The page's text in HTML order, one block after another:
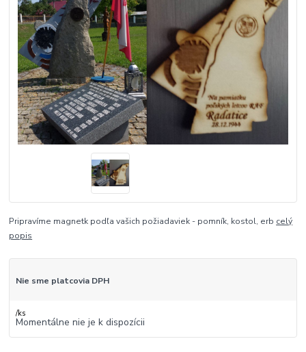
Pripravíme magnetk podľa vašich požiadaviek - pomník, kostol, erb celý
popis
Nie sme platcovia DPH
/ks
Momentálne nie je k dispozícii